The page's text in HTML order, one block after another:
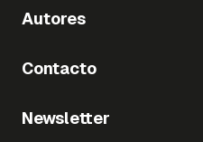
Autores
Contacto
Newsletter